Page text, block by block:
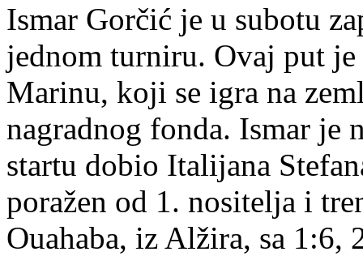
Ismar Gorčić je u subotu
jednom turniru. Ovaj put
Marinu, koji se igra na
nagradnog fonda. Ismar je
startu dobio Italijana
poražen od 1. nositelja i
Ouahaba, iz Alžira, sa 1:6,